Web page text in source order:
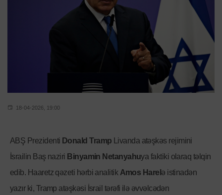
18-04-2026, 19:00
ABŞ Prezidenti Donald Tramp Livanda atəşkəs rejimini
İsrailin Baş naziri Binyamin Netanyahuya faktiki olaraq təlqin
edib. Haaretz qəzeti hərbi analitik Amos Harel ə istinadən
yazır ki, Tramp atəşkəsi İsrail tərəfi ilə əvvəlcədən